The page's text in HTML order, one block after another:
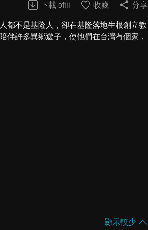
下載 ofiii 收藏 分享
都不是基隆人，卻在基隆落地生根創立教
伴許多異鄉遊子，使他們在台灣有個家，
顯示較少